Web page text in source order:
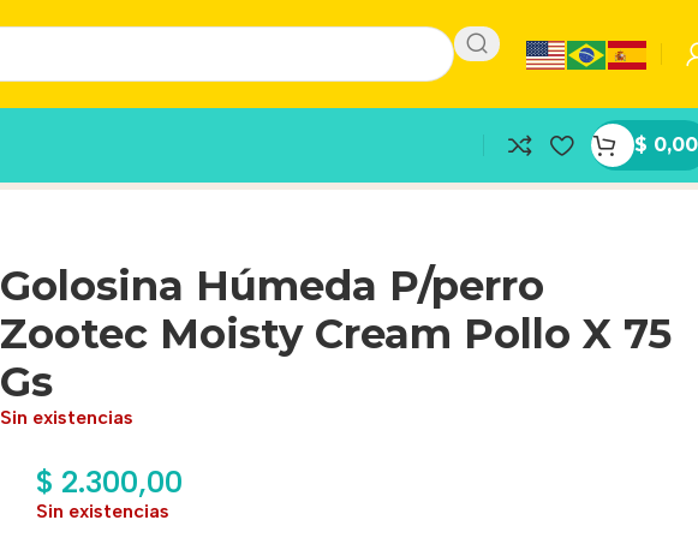
$ 0,00
Golosina Húmeda P/perro
Zootec Moisty Cream Pollo X 75
Gs
Sin existencias
$ 2.300,00
Sin existencias